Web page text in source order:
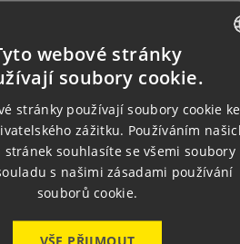
ENGLISH
GERMAN
webové stránky
soubory cookie.
stránky používají soubory cookie ke
zážitku. Používáním
stránek souhlasíte se všemi soubory
s našimi zásadami používání
souborů cookie.
VŠE PŘIJMOUT